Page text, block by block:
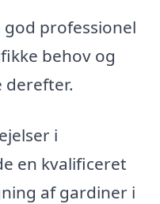
god professionel
behov og
derefter.
i
en kvalificeret
af gardiner i